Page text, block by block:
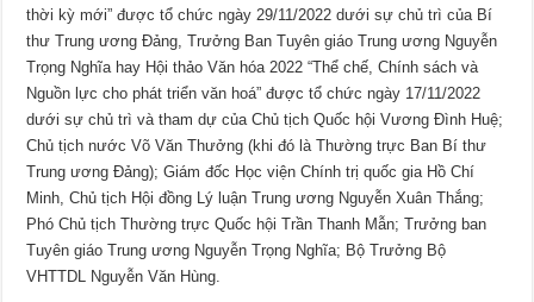
thời kỳ mới” được tổ chức ngày 29/11/2022 dưới sự chủ trì của Bí
thư Trung ương Đảng, Trưởng Ban Tuyên giáo Trung ương Nguyễn
Trọng Nghĩa hay Hội thảo Văn hóa 2022 “Thể chế, Chính sách và
Nguồn lực cho phát triển văn hoá” được tổ chức ngày 17/11/2022
dưới sự chủ trì và tham dự của Chủ tịch Quốc hội Vương Đình Huệ;
Chủ tịch nước Võ Văn Thưởng (khi đó là Thường trực Ban Bí thư
Trung ương Đảng); Giám đốc Học viện Chính trị quốc gia Hồ Chí
Minh, Chủ tịch Hội đồng Lý luận Trung ương Nguyễn Xuân Thắng;
Phó Chủ tịch Thường trực Quốc hội Trần Thanh Mẫn; Trưởng ban
Tuyên giáo Trung ương Nguyễn Trọng Nghĩa; Bộ Trưởng Bộ
VHTTDL Nguyễn Văn Hùng.